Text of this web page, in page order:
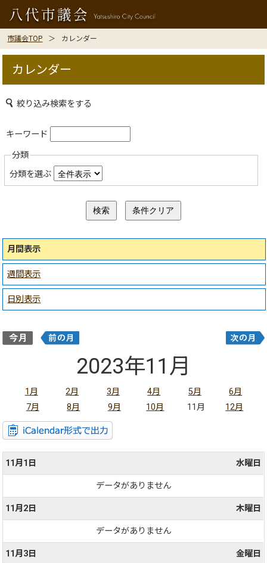
市議会TOP カレンダー
カレンダー
絞り込み検索をする
キーワード
分類
分類を選ぶ
月間表示
週間表示
日別表示
2023年11月
1月 2月 3月 4月 5月
6月
7月
8月 9月 10月 11月 12月
11月1日 水曜日
データがありません
11月2日 木曜日
データがありません
11月3日 金曜日